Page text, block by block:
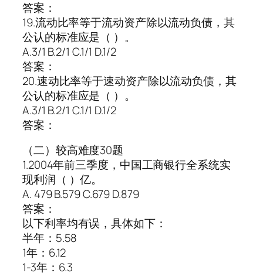
答案：
19.流动比率等于流动资产除以流动负债，其
公认的标准应是（ ）。
A.3/1 B.2/1 C.1/1 D.1/2
答案：
20.速动比率等于速动资产除以流动负债，其
公认的标准应是（ ）。
A.3/1 B.2/1 C.1/1 D.1/2
答案：
（二）较高难度30题
1.2004年前三季度，中国工商银行全系统实
现利润（ ）亿。
A. 479 B.579 C.679 D.879
答案：
以下利率均有误，具体如下：
半年：5.58
1年：6.12
1-3年：6.3